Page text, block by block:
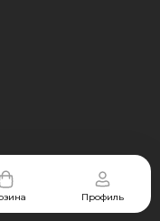
Профиль